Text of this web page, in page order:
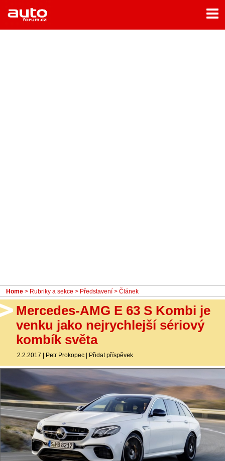
Home
Rubriky
Home > Rubriky a sekce > Představení > Článek
Mercedes-AMG E 63 S Kombi je
venku jako nejrychlejší sériový
kombík světa
2.2.2017 | Petr Prokopec | Přidat příspěvek